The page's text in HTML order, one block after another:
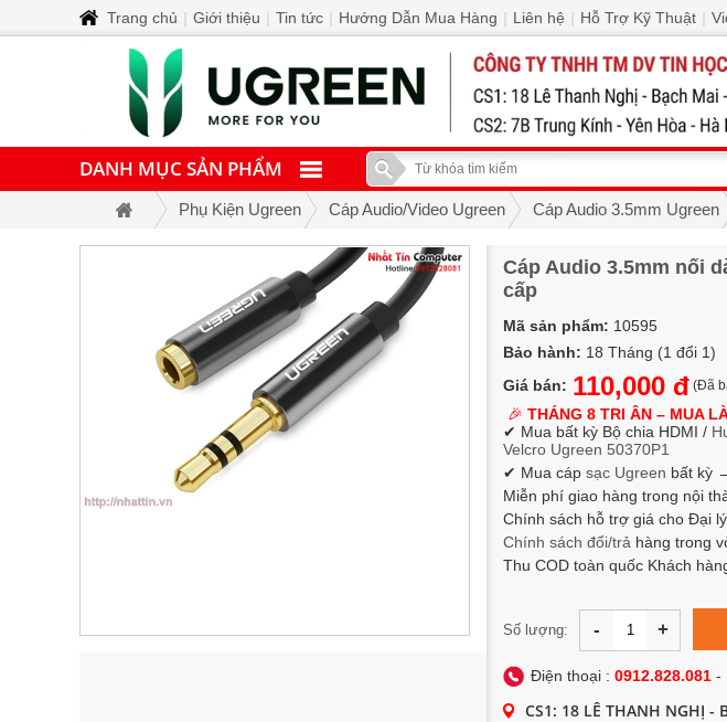
DANH MỤC SẢN PHẨM
Phụ Kiện Ugreen Cáp Audio/Video Ugreen Cáp Audio 3.5mm Ugreen
Cáp Audio 3.5mm nối
cấp
Mã sản phẩm: 10595
Bảo hành: 18 Tháng (1 đổi 1)
Giá bán: 110,000 đ (Đã
🎉 THÁNG 8 TRI ÂN – MUA
✔ Mua bất kỳ Bộ chia HDMI /
Velcro Ugreen 50370P1
✔ Mua cáp sạc Ugreen bất kỳ
Miễn phí giao hàng trong nội
Chính sách hỗ trợ giá cho Đại
Chính sách đổi/trả hàng trong
Thu COD toàn quốc Khách
Số lượng: - +
Điện thoại : 0912.828.081 -
CS1: 18 LÊ THANH NGHỊ -
Trang chủ Giới thiệu Tin tức Hướng Dẫn Mua Hàng Liên hệ Hỗ Trợ Kỹ Thuật